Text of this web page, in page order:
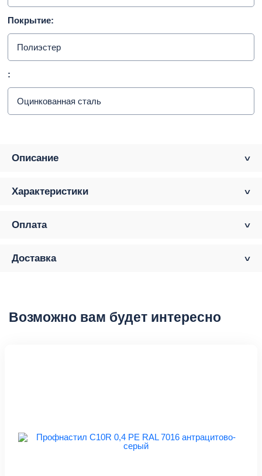
Покрытие:
Полиэстер
:
Оцинкованная сталь
Описание
Характеристики
Оплата
Доставка
Возможно вам будет интересно